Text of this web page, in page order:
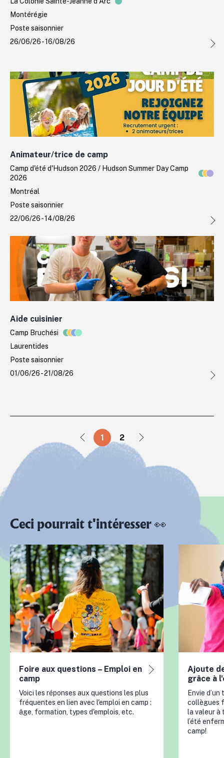
Montérégie
Poste saisonnier
26/06/26 - 16/08/26
Animateur/trice de camp
Camp d'été d'Hudson 2026 / Hudson Summer Day Camp
2026
Montréal
Poste saisonnier
22/06/26 - 14/08/26
Aide cuisinier
Camp Bruchési
Laurentides
Poste saisonnier
01/06/26 - 21/08/26
1 2
Ceci pourrait t'intéresser 👀
Foire aux questions – Emploi en
camp
Voici les réponses aux questions les plus
fréquentes en lien avec l'emploi en camp :
âge, formation, types d'emplois, etc.
Ajoute
grâce à
Envie
collègues
la valeur à
l’été
camp!